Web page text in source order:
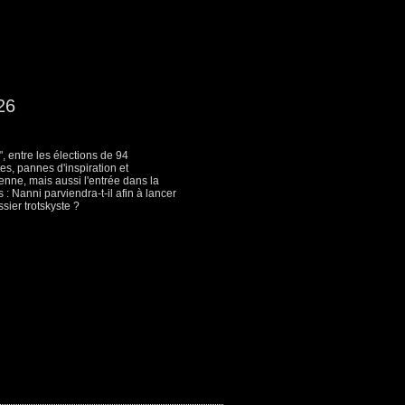
entre les élections de 94
pannes d'inspiration et
mais aussi l'entrée dans la
: Nanni parviendra-t-il afin à lancer
trotskyste ?